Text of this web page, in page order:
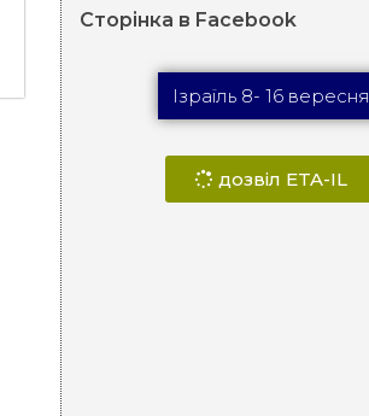
Сторінка в Facebook
Ізраїль 8- 16 вересня
дозвіл ETA-IL